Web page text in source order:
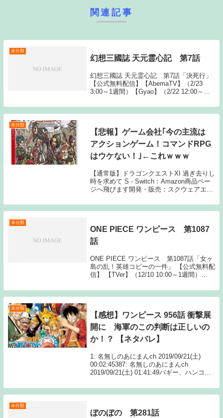
関連記事
未分類
幻想三國誌 天元霊心記 第7話
幻想三國誌 天元霊心記 第7話「決死行」
【公式無料配信】【AbemaTV】（2/23
3:00～1週間）【Gyao】（2/22 12:00～）
【AbemaTV】【Amazonプライム】 【d
ア...
未分類
【悲報】ゲーム会社｢今の主流は
アクションゲーム！コマンドRPG
はウケない！｣←これｗｗｗ
【通常版】ドラゴンクエストXI 過ぎ去りし
時を求めて S - Switch：Amazon商品ペー
ジへ飛びます開発・販売：スクウェアエニ
スキル発動操作以外ほぼ放置なゲームばか
りのソシャゲが主流な今せわ...
未分類
ONE PIECE ワンピース 第1087
話
ONE PIECE ワンピース 第1087話「女ヶ
島の乱！英雄コビーの一件」 【公式無料配
信】 【TVer】（12/10 10:00～1週間）
ワンピース動画一覧TOPへThe post O...
未分類
【感想】ワンピース 956話 衝撃展
開に 海軍のこの判断は正しいの
か！？ 【ネタバレ】
1: 名無しのあにまんch 2019/09/21(土)
00:02:45387: 名無しのあにまんch
2019/09/21(土) 01:41:49バギー、ハンコッ
イドウビッグマムの同盟結成黒ひげの暴
走...
未分類
ぼのぼの 第281話